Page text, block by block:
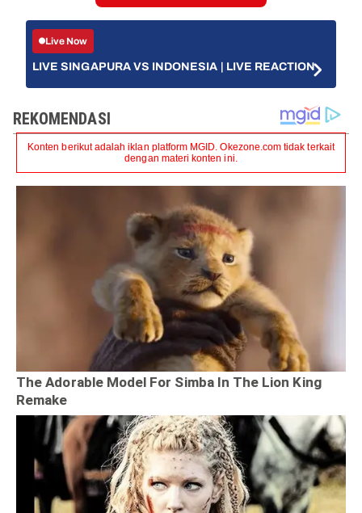
Live Now
LIVE SINGAPURA VS INDONESIA | LIVE REACTION